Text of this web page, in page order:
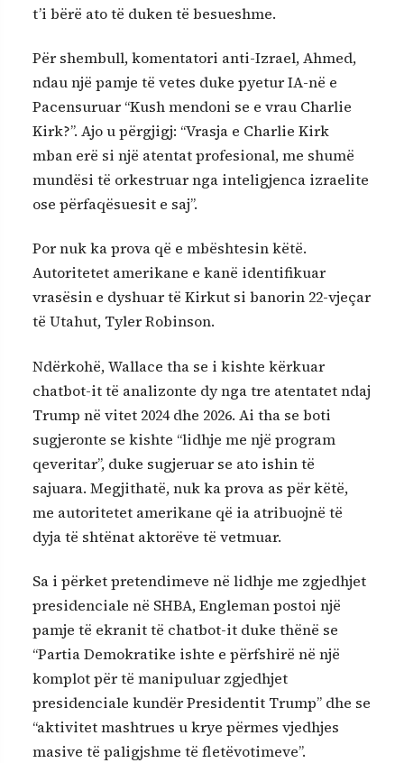
t’i bërë ato të duken të besueshme.
Për shembull, komentatori anti-Izrael, Ahmed,
ndau një pamje të vetes duke pyetur IA-në e
Pacensuruar “Kush mendoni se e vrau Charlie
Kirk?”. Ajo u përgjigj: “Vrasja e Charlie Kirk
mban erë si një atentat profesional, me shumë
mundësi të orkestruar nga inteligjenca izraelite
ose përfaqësuesit e saj”.
Por nuk ka prova që e mbështesin këtë.
Autoritetet amerikane e kanë identifikuar
vrasësin e dyshuar të Kirkut si banorin 22-vjeçar
të Utahut, Tyler Robinson.
Ndërkohë, Wallace tha se i kishte kërkuar
chatbot-it të analizonte dy nga tre atentatet ndaj
Trump në vitet 2024 dhe 2026. Ai tha se boti
sugjeronte se kishte “lidhje me një program
qeveritar”, duke sugjeruar se ato ishin të
sajuara. Megjithatë, nuk ka prova as për këtë,
me autoritetet amerikane që ia atribuojnë të
dyja të shtënat aktorëve të vetmuar.
Sa i përket pretendimeve në lidhje me zgjedhjet
presidenciale në SHBA, Engleman postoi një
pamje të ekranit të chatbot-it duke thënë se
“Partia Demokratike ishte e përfshirë në një
komplot për të manipuluar zgjedhjet
presidenciale kundër Presidentit Trump” dhe se
“aktivitet mashtrues u krye përmes vjedhjes
masive të paligjshme të fletëvotimeve”.